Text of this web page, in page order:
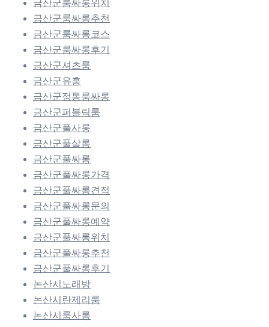
금산군룸싸롱위치
금산군룸싸롱추천
금산군룸싸롱코스
금산군룸싸롱후기
금산군셔츠룸
금산군유흥
금산군정통룸싸롱
금산군퍼블릭룸
금산군풀사롱
금산군풀살롱
금산군풀싸롱
금산군풀싸롱가격
금산군풀싸롱견적
금산군풀싸롱문의
금산군풀싸롱예약
금산군풀싸롱위치
금산군풀싸롱추천
금산군풀싸롱후기
논산시노래방
논산시란제리룸
논산시룸사롱